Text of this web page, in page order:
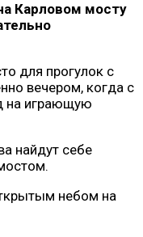
Карловом мосту
для прогулок с
вечером, когда с
на играющую
найдут себе
небом на